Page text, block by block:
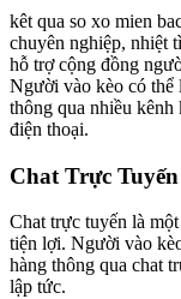
kêt qua so xo mien
chuyên nghiệp, nhiệt
hỗ trợ cộng đồng
Người vào kèo có thể
thông qua nhiều kênh
điện thoại.
Chat Trực
Chat trực tuyến là
tiện lợi. Người vào
hàng thông qua chat
lập tức.